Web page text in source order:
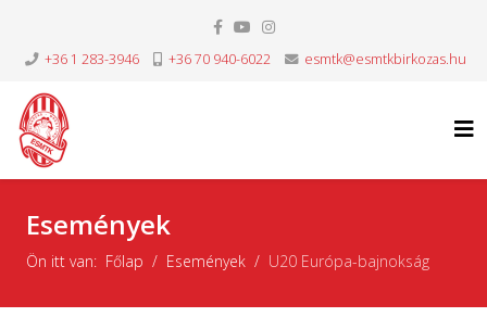
+36 1 283-3946 +36 70 940-6022 esmtk@esmtkbirkozas.hu
Események
Ön itt van: Főlap Események U20 Európa-bajnokság